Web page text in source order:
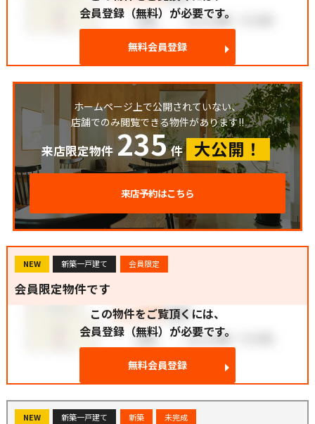
会員登録（無料）が必要です。
無料会員登録
ホームページ上で公開されていない、
店舗でのみ閲覧できる物件があります!!
来店限定物件 235 件 大公開！
来店予約はこちら
NEW 新築一戸建て 会員限定
会員限定物件です
この物件をご覧頂くには、
会員登録（無料）が必要です。
無料会員登録
NEW 新築一戸建て 新築 未完成